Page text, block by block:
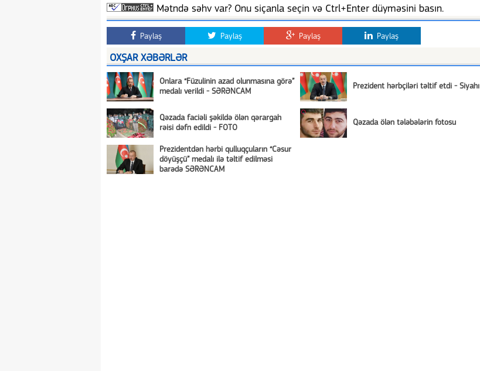
Mətndə səhv var? Onu siçanla seçin və Ctrl+Enter düyməsini basın.
Paylaş Paylaş Paylaş Paylaş
OXŞAR XƏBƏRLƏR
Onlara “Füzulinin azad olunmasına görə”
medalı verildi - SƏRƏNCAM
Prezident hərbçiləri təltif etdi - Siyahı
Qəzada faciəli şəkildə ölən qərargah
rəisi dəfn edildi - FOTO
Qəzada ölən tələbələrin fotosu
Prezidentdən hərbi qulluqçuların “Cəsur
döyüşçü” medalı ilə təltif edilməsi
barədə SƏRƏNCAM